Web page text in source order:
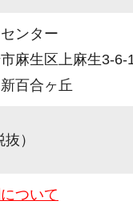
ンター
麻生区上麻生3-6-
百合ヶ丘
）
ついて